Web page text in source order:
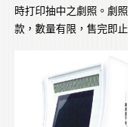
時打印抽中之劇照。劇
款，數量有限，售完即止